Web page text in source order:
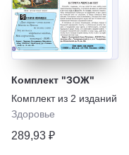
Комплект "ЗОЖ"
Комплект из 2 изданий
Здоровье
289,93 ₽